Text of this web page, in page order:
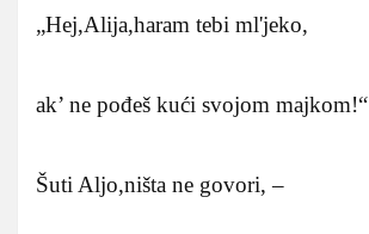
„Hej,Alija,haram tebi ml'jeko,
ak’ ne pođeš kući svojom majkom!“
Šuti Aljo,ništa ne govori, –